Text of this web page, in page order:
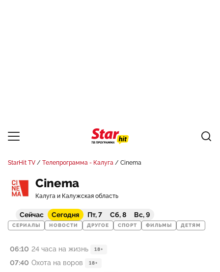
StarHit TV Телепрограмма - Калуга Cinema
Cinema
Калуга и Калужская область
Сейчас Сегодня Пт, 7 Сб, 8 Вс, 9
СЕРИАЛЫ НОВОСТИ ДРУГОЕ СПОРТ ФИЛЬМЫ ДЕТЯМ
06:10 24 часа на жизнь 18+
07:40 Охота на воров 18+